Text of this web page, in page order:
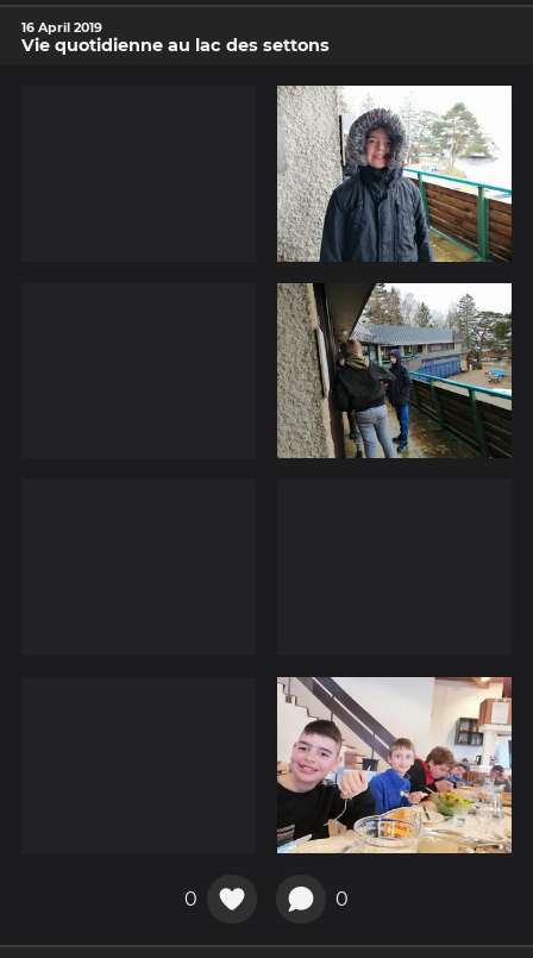
16 April 2019
Vie quotidienne au lac des settons
0 0